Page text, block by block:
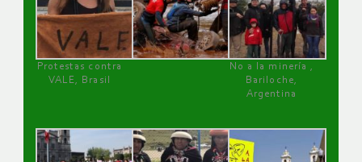
Protestas contra
VALE, Brasil
No a la minería ,
Bariloche,
Argentina